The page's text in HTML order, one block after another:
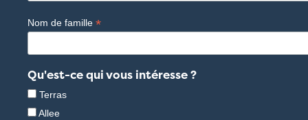
Nom de famille *
Qu'est-ce qui vous intéresse ?
Terras
Allee